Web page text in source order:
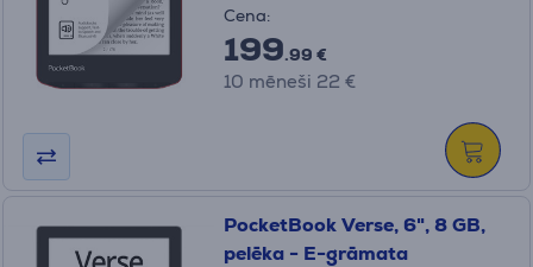
Cena:
199.99 €
10 mēneši 22 €
PocketBook Verse, 6", 8 GB,
pelēka - E-grāmata